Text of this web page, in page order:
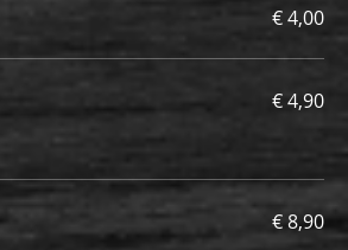
€ 4,00
€ 4,90
€ 8,90